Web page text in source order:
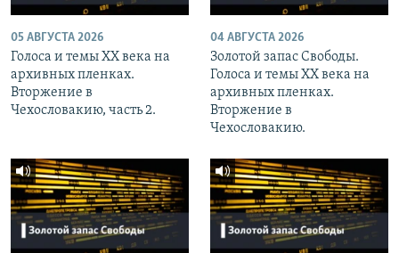
05 АВГУСТА 2026
Голоса и темы XX века на
архивных пленках.
Вторжение в
Чехословакию, часть 2.
04 АВГУСТА 2026
Золотой запас Свободы.
Голоса и темы XX века на
архивных пленках.
Вторжение в
Чехословакию.